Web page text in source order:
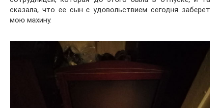
сказала, что ее сын с удовольствием сегодня заберет
мою махину.